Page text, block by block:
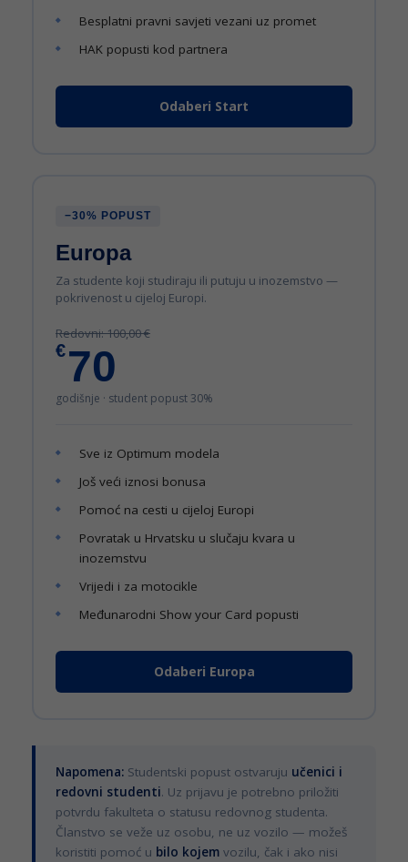
Besplatni pravni savjeti vezani uz promet
HAK popusti kod partnera
Odaberi Start
−30% POPUST
Europa
Za studente koji studiraju ili putuju u inozemstvo —
pokrivenost u cijeloj Europi.
Redovni: 100,00 €
€70
godišnje · student popust 30%
Sve iz Optimum modela
Još veći iznosi bonusa
Pomoć na cesti u cijeloj Europi
Povratak u Hrvatsku u slučaju kvara u
inozemstvu
Vrijedi i za motocikle
Međunarodni Show your Card popusti
Odaberi Europa
Napomena: Studentski popust ostvaruju učenici i
redovni studenti. Uz prijavu je potrebno priložiti
potvrdu fakulteta o statusu redovnog studenta.
Članstvo se veže uz osobu, ne uz vozilo — možeš
koristiti pomoć u bilo kojem vozilu, čak i ako nisi